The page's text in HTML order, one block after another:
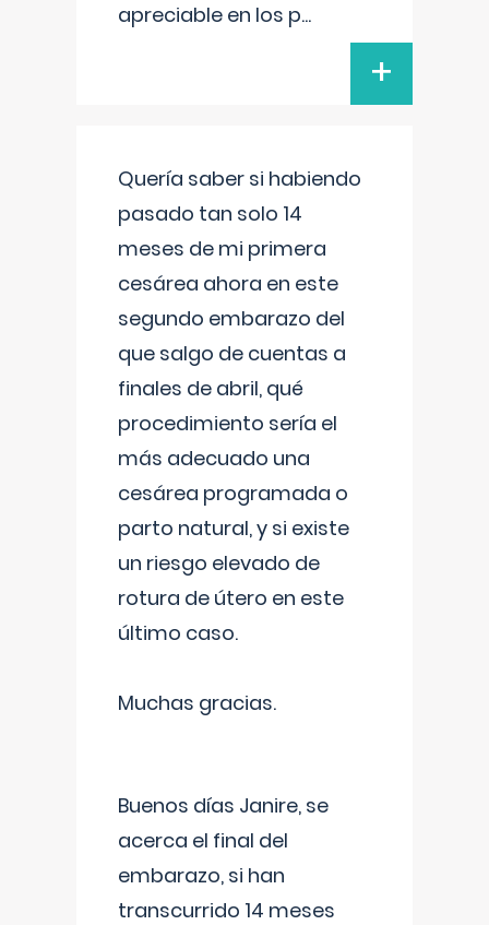
apreciable en los p...
+
Quería saber si habiendo
pasado tan solo 14
meses de mi primera
cesárea ahora en este
segundo embarazo del
que salgo de cuentas a
finales de abril, qué
procedimiento sería el
más adecuado una
cesárea programada o
parto natural, y si existe
un riesgo elevado de
rotura de útero en este
último caso.
Muchas gracias.
Buenos días Janire, se
acerca el final del
embarazo, si han
transcurrido 14 meses